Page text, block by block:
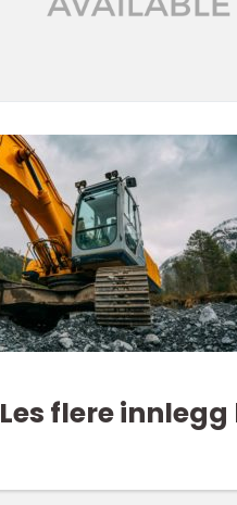
Les flere innlegg